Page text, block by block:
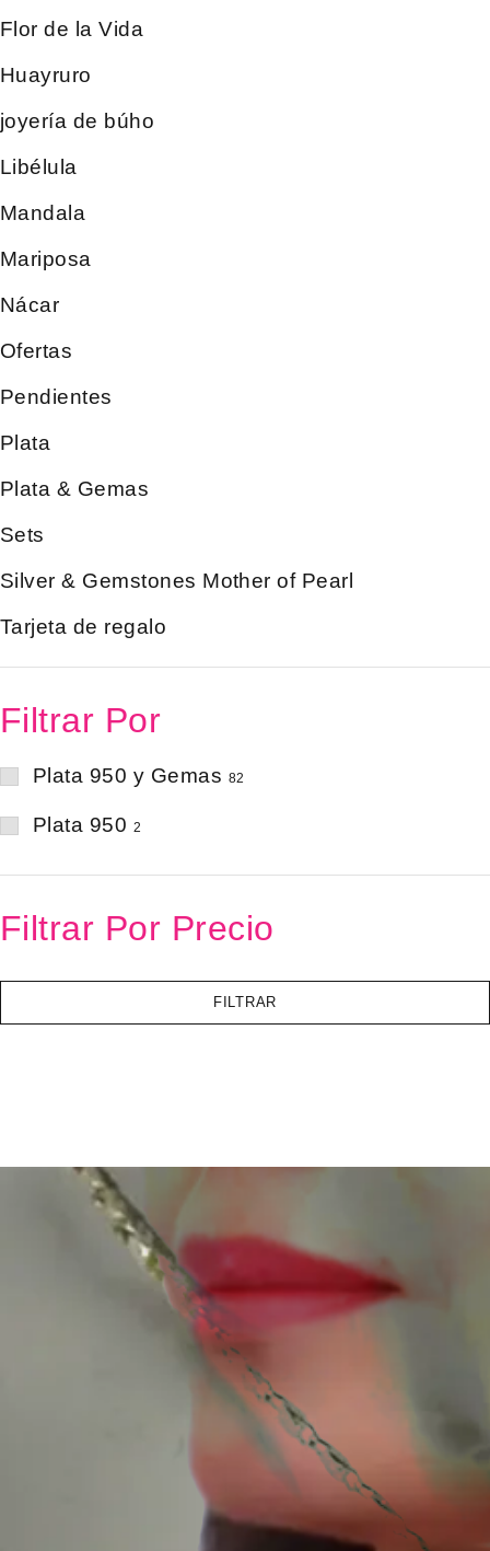
Flor de la Vida
Huayruro
joyería de búho
Libélula
Mandala
Mariposa
Nácar
Ofertas
Pendientes
Plata
Plata & Gemas
Sets
Silver & Gemstones Mother of Pearl
Tarjeta de regalo
Filtrar Por
Plata 950 y Gemas 82
Plata 950 2
Filtrar Por Precio
FILTRAR